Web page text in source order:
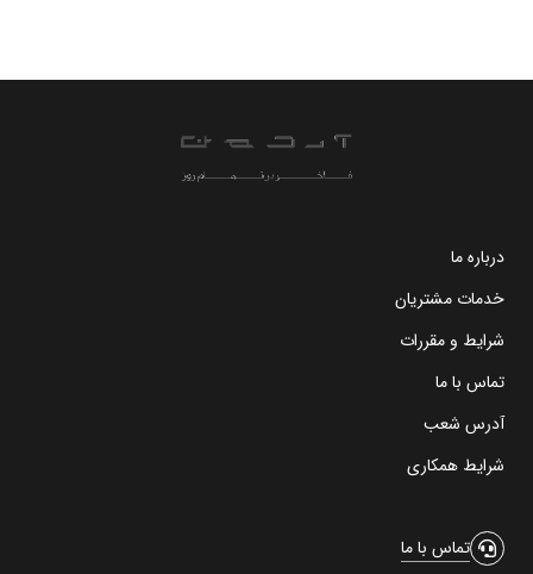
درباره ما
خدمات مشتریان
شرایط و مقررات
تماس با ما
آدرس شعب
شرایط همکاری
تماس با ما